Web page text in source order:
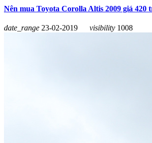
Nên mua Toyota Corolla Altis 2009 giá 420
date_range 23-02-2019 visibility 1008